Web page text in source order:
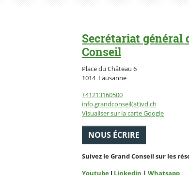
Secrétariat général
Conseil
Place du Château 6
1014 LausanneSuisse
+41213160500
info.grandconseil(at)vd.ch
Visualiser sur la carte Google
NOUS ÉCRIRE
Suivez le Grand Conseil sur les
Youtube I Linkedin | Whatsapp